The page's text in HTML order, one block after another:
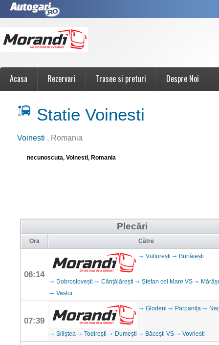
Acasa Rezervari Trasee si preturi Despre Noi
Statie Voinesti
Voinesti , Romania
necunoscuta, Voinesti, Romania
Plecări
Ora Către
06:14
Vulturești Buhăiești
Dobroslovești Cănțălărești Ștefan cel Mare VS
Vaslui
07:39
Glodeni Parpanița
Siliștea Todirești Dumești Băcești VS Vovriesti